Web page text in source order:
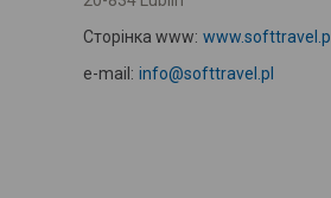
Сторінка www: www.softtravel.pl
e-mail: info@softtravel.pl